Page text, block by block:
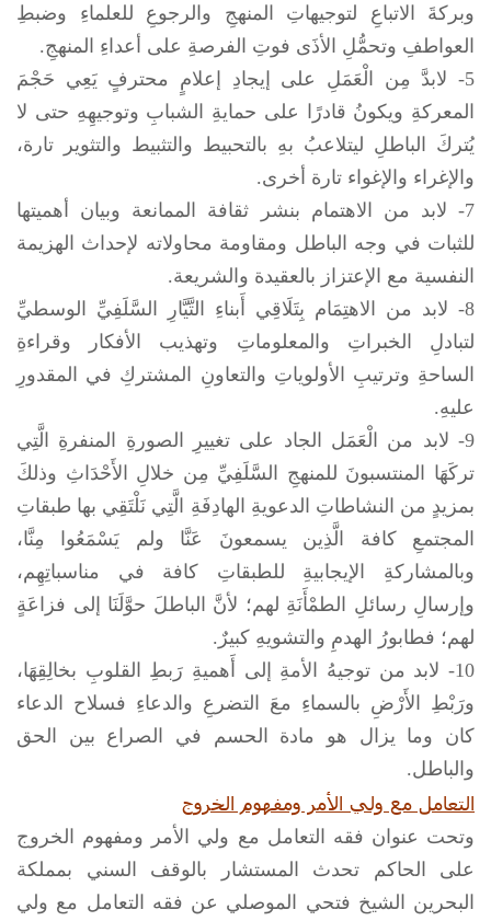
وبركةَ الاتباعِ لتوجيهاتِ المنهجِ والرجوعِ للعلماءِ وضبطِ
العواطفِ وتحمُّلِ الأذَى فوتِ الفرصةِ على أعداءِ المنهجِ.
5- لابدَّ مِن الْعَمَلِ على إيجادِ إعلامٍ محترفٍ يَعِي حَجْمَ
المعركةِ ويكونُ قادرًا على حمايةِ الشبابِ وتوجيهِهِ حتى لا
يُتركَ الباطلِ ليتلاعبُ بهِ بالتحبيط والتثبيط والتثوير تارة،
والإغراء والإغواء تارة أخرى.
7- لابد من الاهتمام بنشر ثقافة الممانعة وبيان أهميتها
للثبات في وجه الباطل ومقاومة محاولاته لإحداث الهزيمة
النفسية مع الإعتزاز بالعقيدة والشريعة.
8- لابد من الاهتِمَام بِتَلَاقِي أَبناءِ التَّيَّارِ السَّلَفِيِّ الوسطيِّ
لتبادلِ الخبراتِ والمعلوماتِ وتهذيب الأفكار وقراءةِ
الساحةِ وترتيبِ الأولوياتِ والتعاونِ المشتركِ في المقدورِ
عليهِ.
9- لابد من الْعَمَل الجاد على تغييرِ الصورةِ المنفرةِ الَّتِي
تركَهَا المنتسبونَ للمنهجِ السَّلَفِيِّ مِن خلالِ الأَحْدَاثِ وذلكَ
بمزيدٍ من النشاطاتِ الدعويةِ الهادِفَةِ الَّتِي نَلْتَقِي بها طبقاتِ
المجتمعِ كافة الَّذِين يسمعونَ عَنَّا ولم يَسْمَعُوا مِنَّا،
وبالمشاركةِ الإيجابيةِ للطبقاتِ كافة في مناسباتِهِم،
وإرسالِ رسائلِ الطمْأَنَةِ لهم؛ لأنَّ الباطلَ حوَّلَنَا إلى فزاعَةٍ
لهم؛ فطابورُ الهدمِ والتشويهِ كبيرٌ.
10- لابد من توجيهُ الأمةِ إلى أَهميةِ رَبطِ القلوبِ بخالِقِهَا،
ورَبْطِ الأَرْضِ بالسماءِ معَ التضرعِ والدعاءِ فسلاح الدعاء
كان وما يزال هو مادة الحسم في الصراع بين الحق
والباطل.
التعامل مع ولي الأمر ومفهوم الخروج
وتحت عنوان فقه التعامل مع ولي الأمر ومفهوم الخروج
على الحاكم تحدث المستشار بالوقف السني بمملكة
البحرين الشيخ فتحي الموصلي عن فقه التعامل مع ولي